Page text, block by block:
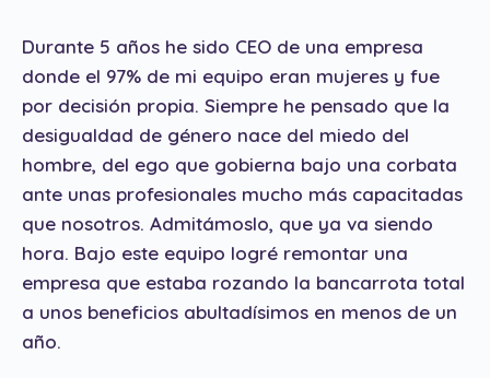
Durante 5 años he sido CEO de una empresa
donde el 97% de mi equipo eran mujeres y fue
por decisión propia. Siempre he pensado que la
desigualdad de género nace del miedo del
hombre, del ego que gobierna bajo una corbata
ante unas profesionales mucho más capacitadas
que nosotros. Admitámoslo, que ya va siendo
hora. Bajo este equipo logré remontar una
empresa que estaba rozando la bancarrota total
a unos beneficios abultadísimos en menos de un
año.